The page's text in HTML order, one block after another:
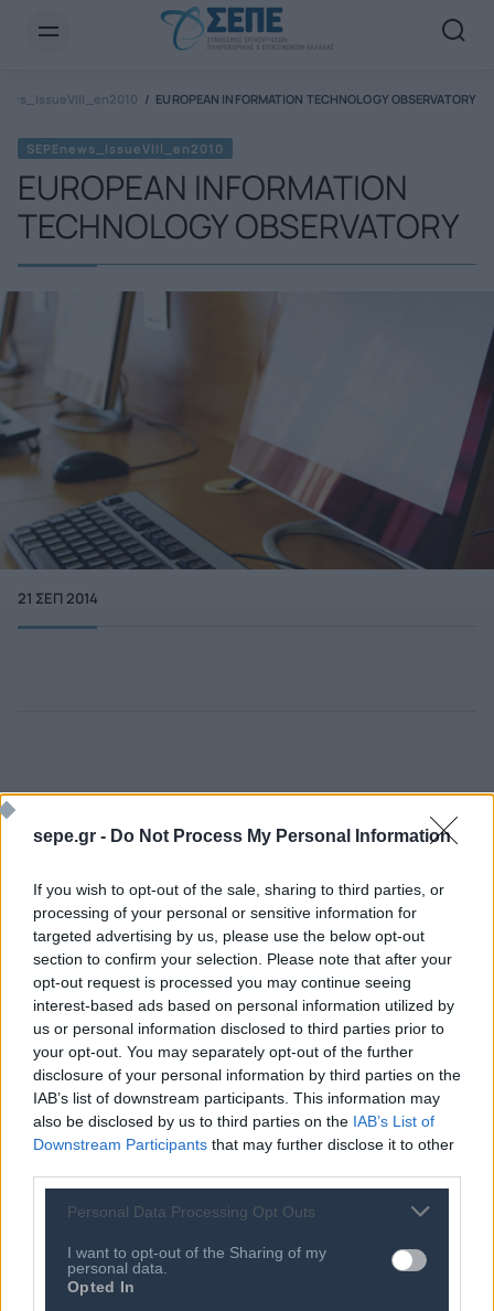
sepe.gr - Do Not Process My Personal Information
If you wish to opt-out of the sale, sharing to third parties, or
processing of your personal or sensitive information for
targeted advertising by us, please use the below opt-out
section to confirm your selection. Please note that after your
opt-out request is processed you may continue seeing
interest-based ads based on personal information utilized by
us or personal information disclosed to third parties prior to
your opt-out. You may separately opt-out of the further
disclosure of your personal information by third parties on the
IAB’s list of downstream participants. This information may
also be disclosed by us to third parties on the IAB’s List of
Downstream Participants that may further disclose it to other
Personal Data Processing Opt Outs
I want to opt-out of the Sharing of my
personal data.
Opted In
EUROPEAN INFORMATION TECHNOLOGY OBSERVATORY
SEPEnews_IssueVIII_en2010
EUROPEAN INFORMATION
TECHNOLOGY OBSERVATORY
21 ΣΕΠ 2014
Ποιος είναι ο ΣΕΠΕ
Καταστατικό
Κώδικας Δεοντολογίας
Κανονισμός Διαιτησίας
Ιστορικό
Διοικητικό Συμβούλιο/
Αιρετά Όργανα
Διοικητικό Προσωπικό &
Συνεργάτες
Επιχειρήσεις - Μέλη
Εγγραφή Νέου Μέλους
Προνόμια Μελών
Επιτροπές & Ομάδες
Εργασίας
Εκδηλώσεις
Τεχνολογικά Νέα
Έρευνες - Μελέτες
Newsletter Email*